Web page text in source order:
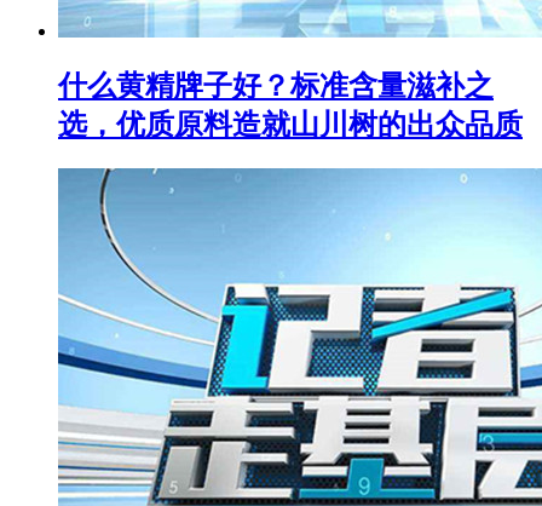
什么黄精牌子好？标准含量滋补之
选，优质原料造就山川树的出众品质